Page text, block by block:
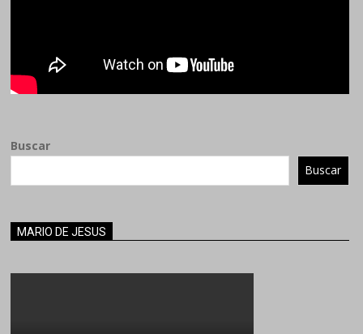
Buscar
Buscar
MARIO DE JESUS